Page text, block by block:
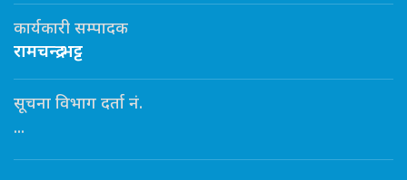
कार्यकारी सम्पादक
रामचन्द्र भट्ट
सूचना विभाग दर्ता नं.
...